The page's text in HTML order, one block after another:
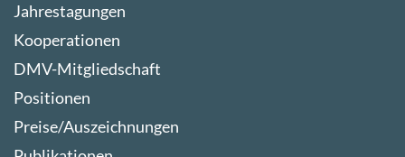
Jahrestagungen
Kooperationen
DMV-Mitgliedschaft
Positionen
Preise/Auszeichnungen